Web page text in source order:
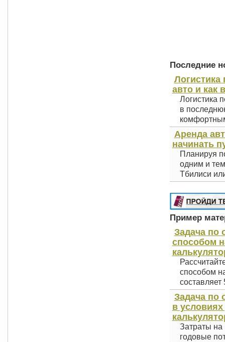
Последние
Логистика
авто и как
Логистика
в
Аренда
начинать
Планируя
одним и
Тбилиси
Пример
Задача по
способом
способом
составляет
Задача по
в
Затраты на
годовые